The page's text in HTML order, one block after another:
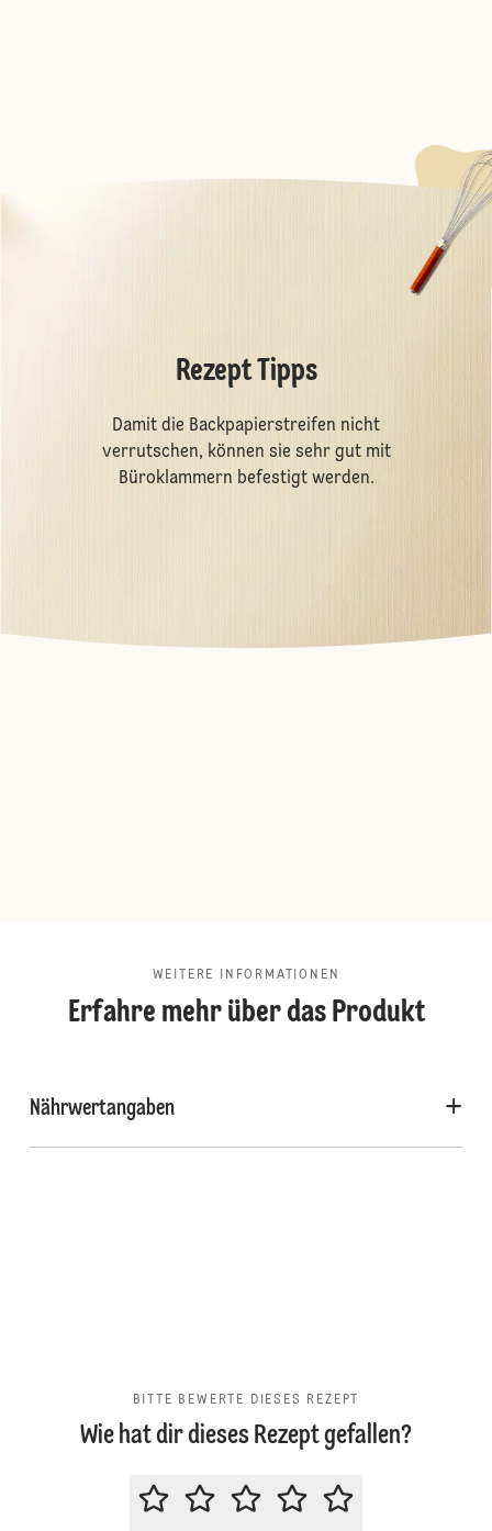
Rezept Tipps
Damit die Backpapierstreifen nicht
verrutschen, können sie sehr gut mit
Büroklammern befestigt werden.
WEITERE INFORMATIONEN
Erfahre mehr über das Produkt
Nährwertangaben
BITTE BEWERTE DIESES REZEPT
Wie hat dir dieses Rezept gefallen?
BITTE BEWERTE DIESES REZEPT